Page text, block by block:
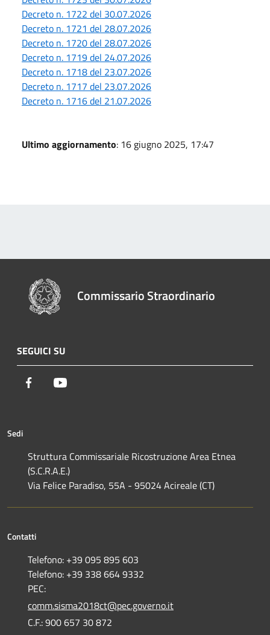
Decreto n. 1722 del 30.07.2026
Decreto n. 1721 del 28.07.2026
Decreto n. 1720 del 28.07.2026
Decreto n. 1719 del 24.07.2026
Decreto n. 1718 del 23.07.2026
Decreto n. 1717 del 23.07.2026
Decreto n. 1716 del 21.07.2026
Ultimo aggiornamento: 16 giugno 2025, 17:47
Commissario Straordinario
SEGUICI SU
Facebook
Sedi
Struttura Commissariale Ricostruzione Area Etnea
(S.C.R.A.E.)
Via Felice Paradiso, 55A - 95024 Acireale (CT)
Contatti
Telefono: +39 095 895 603
Telefono: +39 338 664 9332
PEC:
comm.sisma2018ct@pec.governo.it
C.F.: 900 657 30 872